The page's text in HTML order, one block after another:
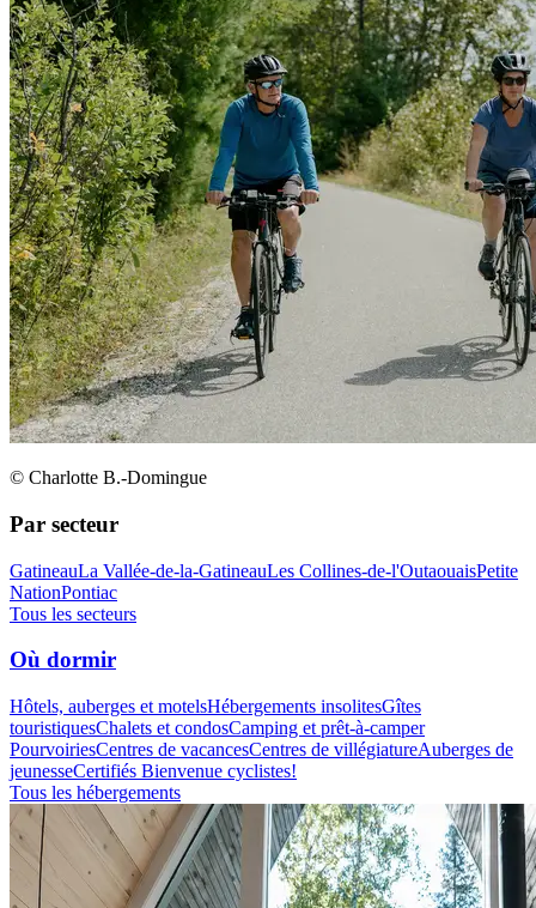
© Charlotte B.-Domingue
Par secteur
GatineauLa Vallée-de-la-GatineauLes Collines-de-l'OutaouaisPetite
NationPontiac
Tous les secteurs
Où dormir
Hôtels, auberges et motelsHébergements insolitesGîtes
touristiquesChalets et condosCamping et prêt-à-camper
PourvoiriesCentres de vacancesCentres de villégiatureAuberges de
jeunesseCertifiés Bienvenue cyclistes!
Tous les hébergements